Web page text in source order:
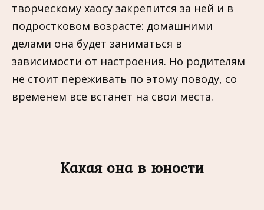
творческому хаосу закрепится за ней и в
подростковом возрасте: домашними
делами она будет заниматься в
зависимости от настроения. Но родителям
не стоит переживать по этому поводу, со
временем все встанет на свои места.
Какая она в юности